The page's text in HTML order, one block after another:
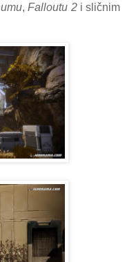
,Falloutu 2i sličnim